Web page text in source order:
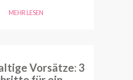
MEHR LESEN
Vorsätze: 3